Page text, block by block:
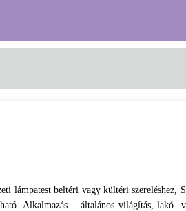
lámpatest beltéri vagy kültéri
Alkalmazás – általános világítás, lakó-